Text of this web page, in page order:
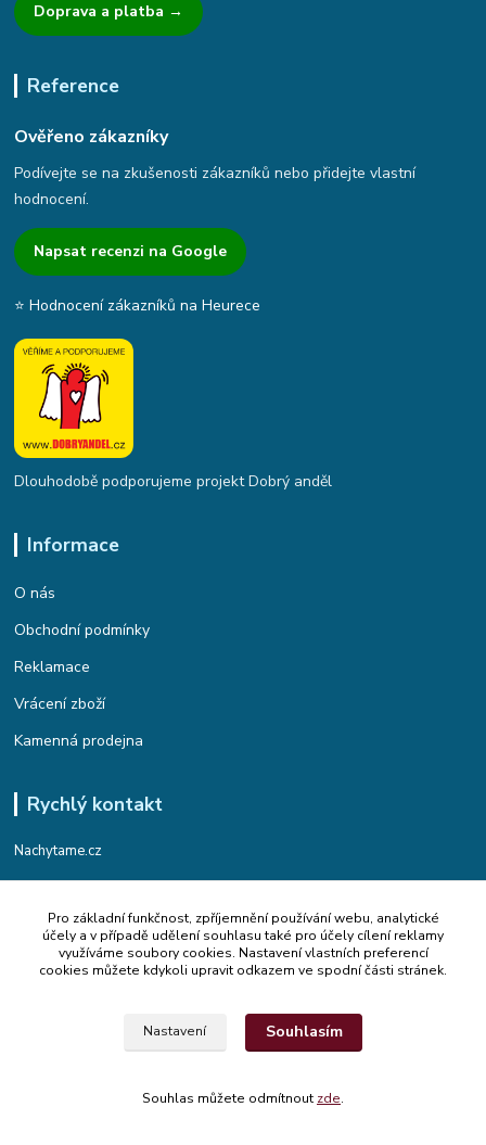
Doprava a platba →
Reference
Ověřeno zákazníky
Podívejte se na zkušenosti zákazníků nebo přidejte vlastní
hodnocení.
Napsat recenzi na Google
⭐ Hodnocení zákazníků na Heurece
Dlouhodobě podporujeme projekt Dobrý anděl
Informace
O nás
Obchodní podmínky
Reklamace
Vrácení zboží
Kamenná prodejna
Rychlý kontakt
Nachytame.cz
Telefon : +420 774 912 435
(Po-Pá, 9:00-17:00 hod.)
Email : info@nachytame.cz
© 2015 Nachytame.cz
Pro základní funkčnost, zpříjemnění používání webu, analytické
účely a v případě udělení souhlasu také pro účely cílení reklamy
využíváme soubory cookies. Nastavení vlastních preferencí
cookies můžete kdykoli upravit odkazem ve spodní části stránek.
Nastavení Souhlasím
Souhlas můžete odmítnout zde.